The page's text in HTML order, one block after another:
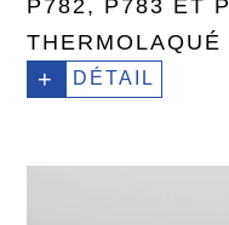
P782, P783 ET
THERMOLAQUÉ
+ DÉTAIL